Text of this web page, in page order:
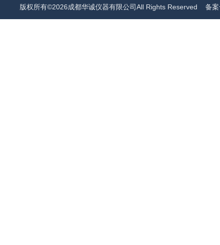
版权所有©2026成都华诚仪器有限公司All Rights Reserved 备